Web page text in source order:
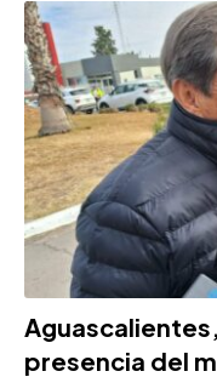
presencia del